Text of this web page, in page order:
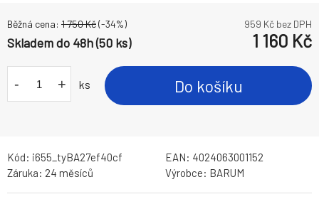
Běžná cena: 1 750Kč(-34%) 959 Kč bez DPH
Skladem do 48h (50 ks) 1 160 Kč
- + ks Do košíku
Kód: i655_tyBA27ef40cf EAN: 4024063001152
Záruka: 24 měsíců Výrobce: BARUM